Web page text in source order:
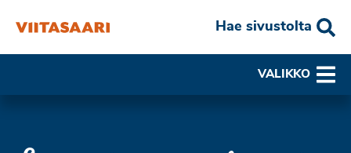
Hae sivustolta
VALIKKO